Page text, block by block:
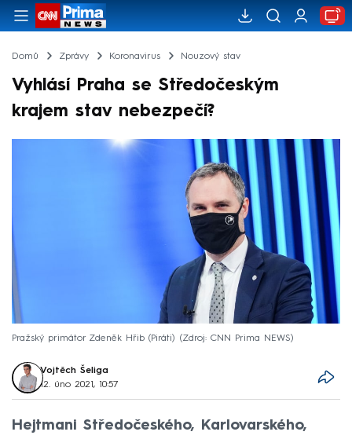
Domů Zprávy Koronavirus Nouzový stav
Vyhlásí Praha se Středočeským
krajem stav nebezpečí?
Pražský primátor Zdeněk Hřib (Piráti) Zdroj: CNN Prima NEWS
Vojtěch Šeliga
12. úno 2021, 10:57
Hejtmani Středočeského, Karlovarského,